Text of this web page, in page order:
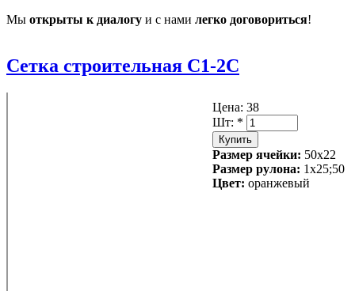
Мы открыты к диалогу и с нами легко договориться!
Сетка строительная С1-2С
Цена: 38
Шт: *
Размер ячейки: 50х22
Размер рулона: 1х25;50
Цвет: оранжевый